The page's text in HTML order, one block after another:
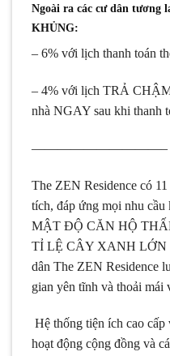
Ngoài ra các cư dân tương
KHỦNG:
– 6% với lịch thanh toán
– 4% với lịch TRẢ
nhà NGAY sau khi thanh
——————————–
The ZEN Residence có
tích, đáp ứng mọi nhu
MẬT ĐỘ CĂN HỘ
TỈ LỆ CÂY XANH LỚN
dân The ZEN Residence
gian yên tĩnh và thoải mái
Hệ thống tiện ích cao cấp
hoạt động cộng đồng và